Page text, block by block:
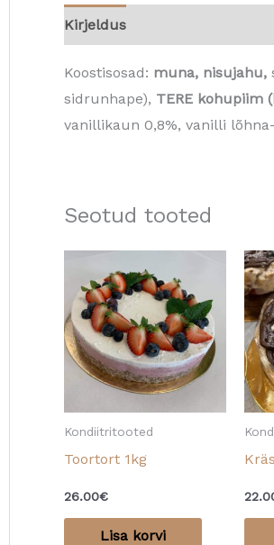
Kirjeldus
Koostisosad: muna, nisujahu,
sidrunhape), TERE kohupiim
vanillikaun 0,8%, vanilli
Seotud tooted
Kondiitritooted
Toortort 1kg
26.00€
Lisa korvi